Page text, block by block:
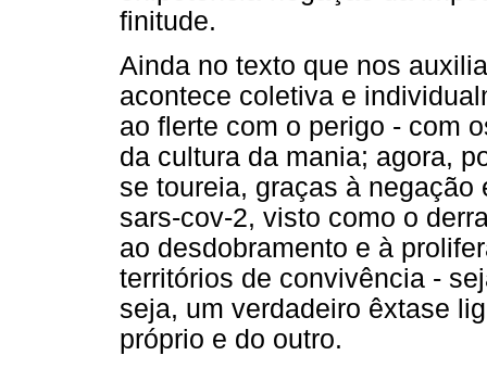
finitude.
Ainda no texto que nos
acontece coletiva e
ao flerte com o perigo - com
da cultura da mania; agora,
se toureia, graças à
sars-cov-2, visto como o
ao desdobramento e à
territórios de convivência -
seja, um verdadeiro êxtase
próprio e do outro.